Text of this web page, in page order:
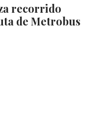
recorrido
de Metrobus